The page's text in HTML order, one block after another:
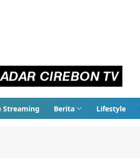
Streaming Berita Lifestyle